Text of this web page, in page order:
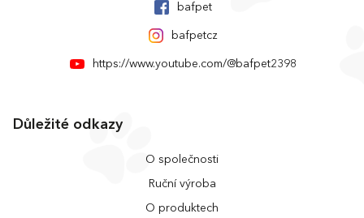
bafpet
bafpetcz
https://www.youtube.com/@bafpet2398
Důležité odkazy
O společnosti
Ruční výroba
O produktech